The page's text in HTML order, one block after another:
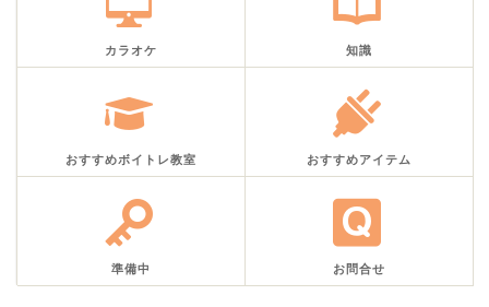
カラオケ 知識
おすすめボイトレ教室 おすすめアイテム
準備中 お問合せ